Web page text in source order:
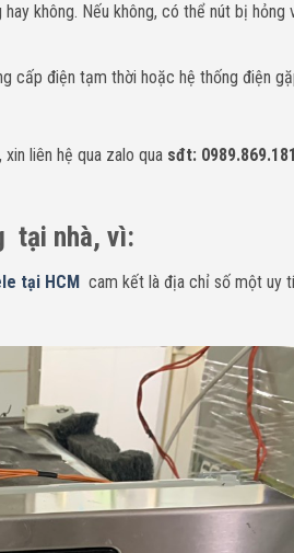
không. Nếu không, có thể nút bị hỏng
cấp điện tạm thời hoặc hệ thống điện
liên hệ qua zalo qua sđt:
tại nhà, vì:
tại HCM cam kết là địa chỉ số một uy